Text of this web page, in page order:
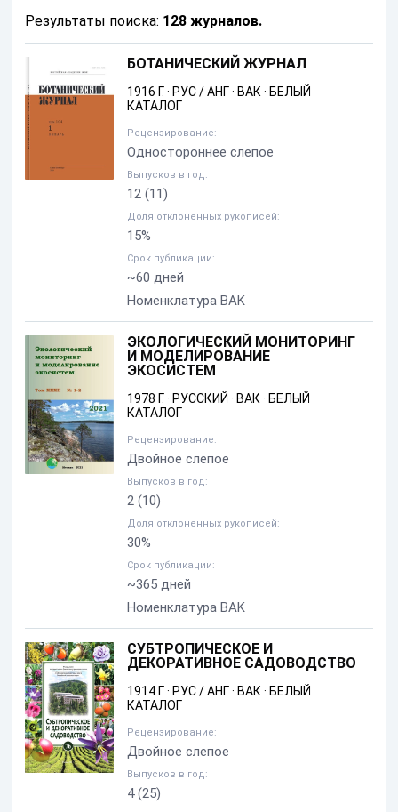
Результаты поиска: 128 журналов.
БОТАНИЧЕСКИЙ ЖУРНАЛ
1916 Г.· РУС / АНГ· ВАК· БЕЛЫЙ
КАТАЛОГ
Рецензирование:
Одностороннее слепое
Выпусков в год:
12 (11)
Доля отклоненных рукописей:
15%
Срок публикации:
~60 дней
Номенклатура BAK
ЭКОЛОГИЧЕСКИЙ МОНИТОРИНГ
И МОДЕЛИРОВАНИЕ
ЭКОСИСТЕМ
1978 Г.· РУССКИЙ · ВАК· БЕЛЫЙ
КАТАЛОГ
Рецензирование:
Двойное слепое
Выпусков в год:
2 (10)
Доля отклоненных рукописей:
30%
Срок публикации:
~365 дней
Номенклатура BAK
СУБТРОПИЧЕСКОЕ И
ДЕКОРАТИВНОЕ САДОВОДСТВО
1914 Г.· РУС / АНГ· ВАК· БЕЛЫЙ
КАТАЛОГ
Рецензирование:
Двойное слепое
Выпусков в год:
4(25)